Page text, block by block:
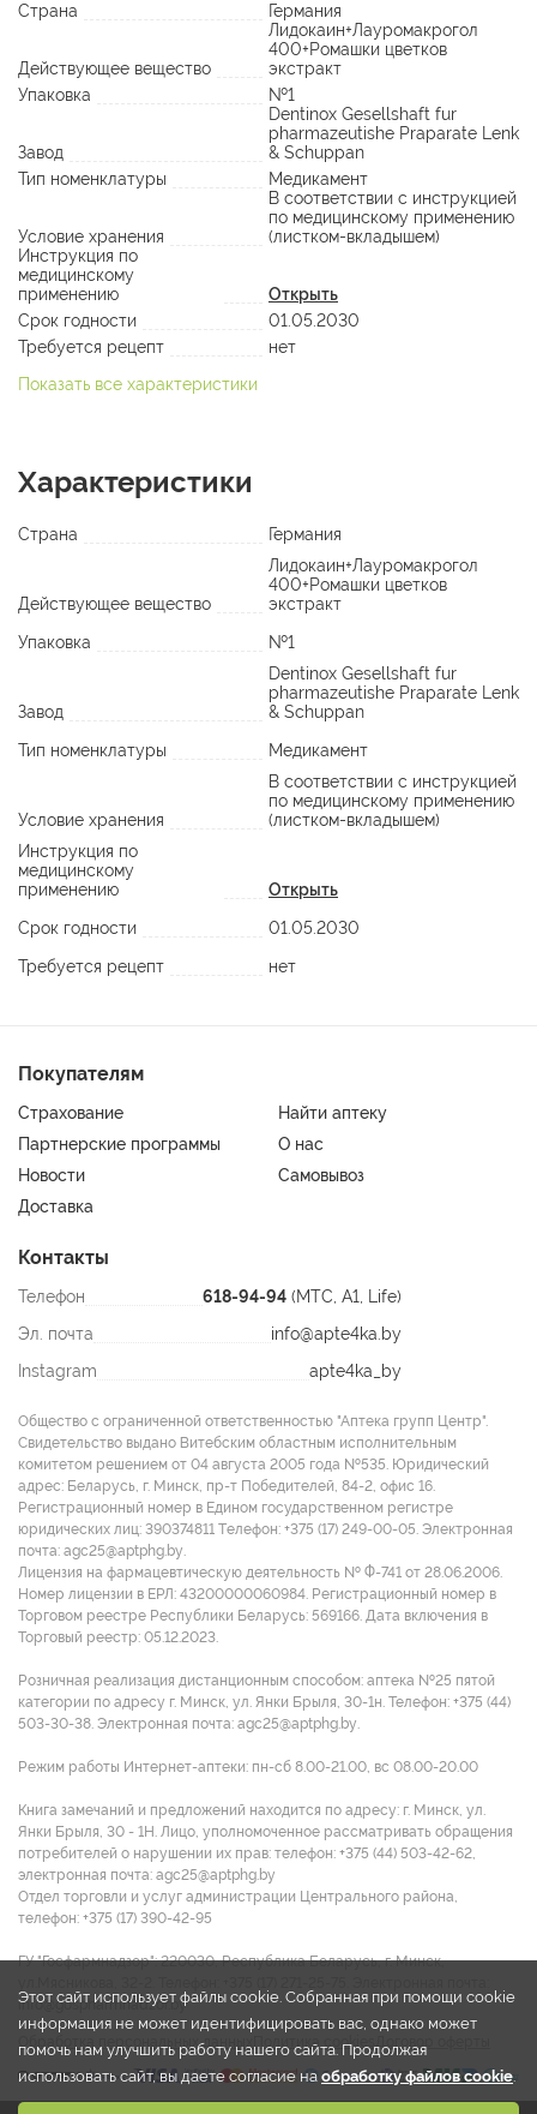
Страна Германия
Действующее вещество
Лидокаин+Лауромакрогол
400+Ромашки цветков
экстракт
Упаковка
№1
Завод
Dentinox Gesellshaft fur
pharmazeutishe Praparate Lenk
& Schuppan
Тип номенклатуры
Медикамент
Условие хранения
В соответствии с инструкцией
по медицинскому применению
(листком-вкладышем)
Инструкция по
медицинскому
применению
Открыть
Срок годности
01.05.2030
Требуется рецепт
нет
Показать все характеристики
Характеристики
Страна Германия
Действующее вещество
Лидокаин+Лауромакрогол
400+Ромашки цветков
экстракт
Упаковка
№1
Завод
Dentinox Gesellshaft fur
pharmazeutishe Praparate Lenk
& Schuppan
Тип номенклатуры
Медикамент
Условие хранения
В соответствии с инструкцией
по медицинскому применению
(листком-вкладышем)
Инструкция по
медицинскому
применению
Открыть
Срок годности
01.05.2030
Требуется рецепт
нет
Покупателям
Страхование
Найти аптеку
Партнерские программы
О нас
Новости
Самовывоз
Доставка
Контакты
Телефон 618-94-94 (МТС, A1, Life)
Эл. почта
info@apte4ka.by
Instagram
apte4ka_by
Общество с ограниченной ответственностью "Аптека групп Центр".
Свидетельство выдано Витебским областным исполнительным
комитетом решением от 04 августа 2005 года №535. Юридический
адрес: Беларусь, г. Минск, пр-т Победителей, 84-2, офис 16.
Регистрационный номер в Едином государственном регистре
юридических лиц: 390374811 Tелефон: +375 (17) 249-00-05. Электронная
почта: agc25@aptphg.by.
Лицензия на фармацевтическую деятельность № Ф-741 от 28.06.2006.
Номер лицензии в ЕРЛ: 43200000060984. Регистрационный номер в
Торговом реестре Республики Беларусь: 569166. Дата включения в
Торговый реестр: 05.12.2023.
Розничная реализация дистанционным способом: аптека №25 пятой
категории по адресу г. Минск, ул. Янки Брыля, 30-1н. Телефон: +375 (44)
503-30-38. Электронная почта: agc25@aptphg.by.
Режим работы Интернет-аптеки: пн-сб 8.00-21.00, вс 08.00-20.00
Книга замечаний и предложений находится по адресу: г. Минск, ул.
Янки Брыля, 30 - 1Н. Лицо, уполномоченное рассматривать обращения
потребителей о нарушении их прав: телефон: +375 (44) 503-42-62,
электронная почта: agc25@aptphg.by
Отдел торговли и услуг администрации Центрального района,
телефон: +375 (17) 390-42-95
ГУ "Госфармнадзор": 220030, Республика Беларусь, г. Минск,
info@gospharmnadzor.by
Обработка персональных данных Политика cookies
Этот сайт использует файлы cookie. Собранная при помощи cookie
информация не может идентифицировать вас, однако может
помочь нам улучшить работу нашего сайта. Продолжая
использовать сайт, вы даете согласие на обработку файлов cookie.